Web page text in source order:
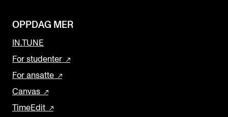
OPPDAG MER
IN.TUNE
For studenter
For ansatte
Canvas
TimeEdit